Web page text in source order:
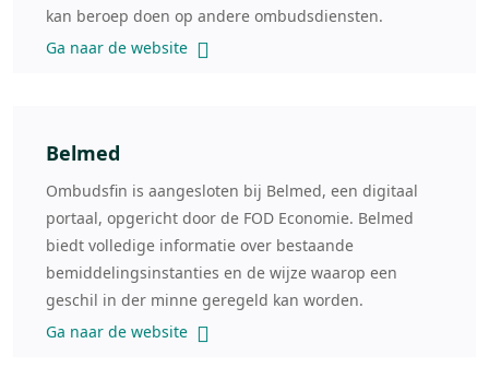
kan beroep doen op andere ombudsdiensten.
Ga naar de website
Belmed
Ombudsfin is aangesloten bij Belmed, een digitaal
portaal, opgericht door de FOD Economie. Belmed
biedt volledige informatie over bestaande
bemiddelingsinstanties en de wijze waarop een
geschil in der minne geregeld kan worden.
Ga naar de website